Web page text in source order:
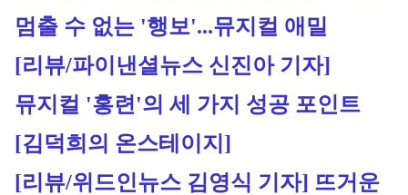
멈출 수 없는 '행보'...뮤지컬 애밀
[리뷰/파이낸셜뉴스 신진아 기자]
뮤지컬 '홍련'의 세 가지 성공 포인트
[김덕희의 온스테이지]
[리뷰/위드인뉴스 김영식 기자] 뜨거운